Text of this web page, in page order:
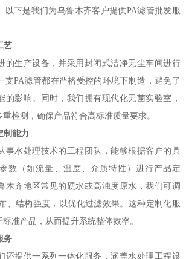
以下是我们为乌鲁木齐客户提供PA滤管批发服
艺
的生产设备，并采用封闭式洁净无尘车间进行
支PA滤管都在严格受控的环境下制造，避免了
的影响。同时，我们拥有现代化无菌实验室，
检测，确保产品符合高标准质量要求。
制能力
事水处理技术的工程团队，能够根据客户的具
数（如流量、温度、介质特性）进行产品定
木齐地区常见的硬水或高浊度原水，我们可调
、结构强度，以优化过滤效果。这种定制化服
准产品，从而提升系统整体效率。
务
还提供一系列一体化服务，涵盖水处理工程设